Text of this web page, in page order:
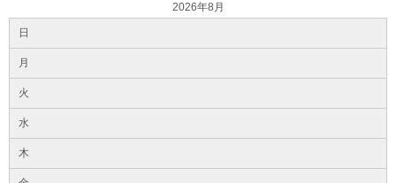
2026年8月
日
月
火
水
木